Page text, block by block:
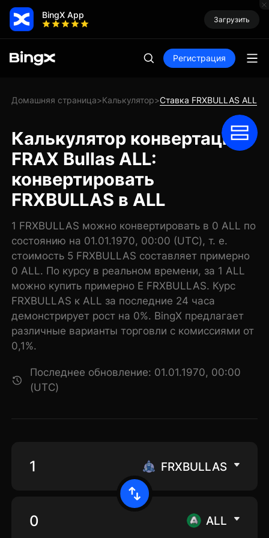
BingX App Загрузить
Регистрация
Домашняя страница>Калькулятор>Ставка FRXBULLAS ALL
Калькулятор конвертации
FRAX Bullas ALL:
конвертировать
FRXBULLAS в ALL
1 FRXBULLAS можно конвертировать в 0 ALL по
состоянию на 01.01.1970, 00:00 (UTC), т. е.
стоимость 5 FRXBULLAS составляет примерно
0 ALL. По курсу в реальном времени, за 1 ALL
можно купить примерно E FRXBULLAS. Курс
FRXBULLAS к ALL за последние 24 часа
демонстрирует рост на 0%. BingX предлагает
различные варианты торговли с комиссиями от
0,1%.
Последнее обновление: 01.01.1970, 00:00
(UTC)
FRXBULLAS
ALL